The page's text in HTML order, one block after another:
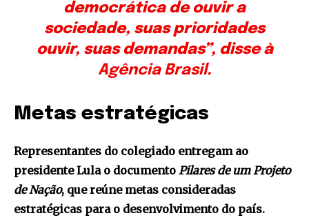
democrática de ouvir a
sociedade, suas prioridades
ouvir, suas demandas”, disse à
Agência Brasil.
Metas estratégicas
Representantes do colegiado entregam ao
presidente Lula o documento Pilares de um Projeto
de Nação, que reúne metas consideradas
estratégicas para o desenvolvimento do país.